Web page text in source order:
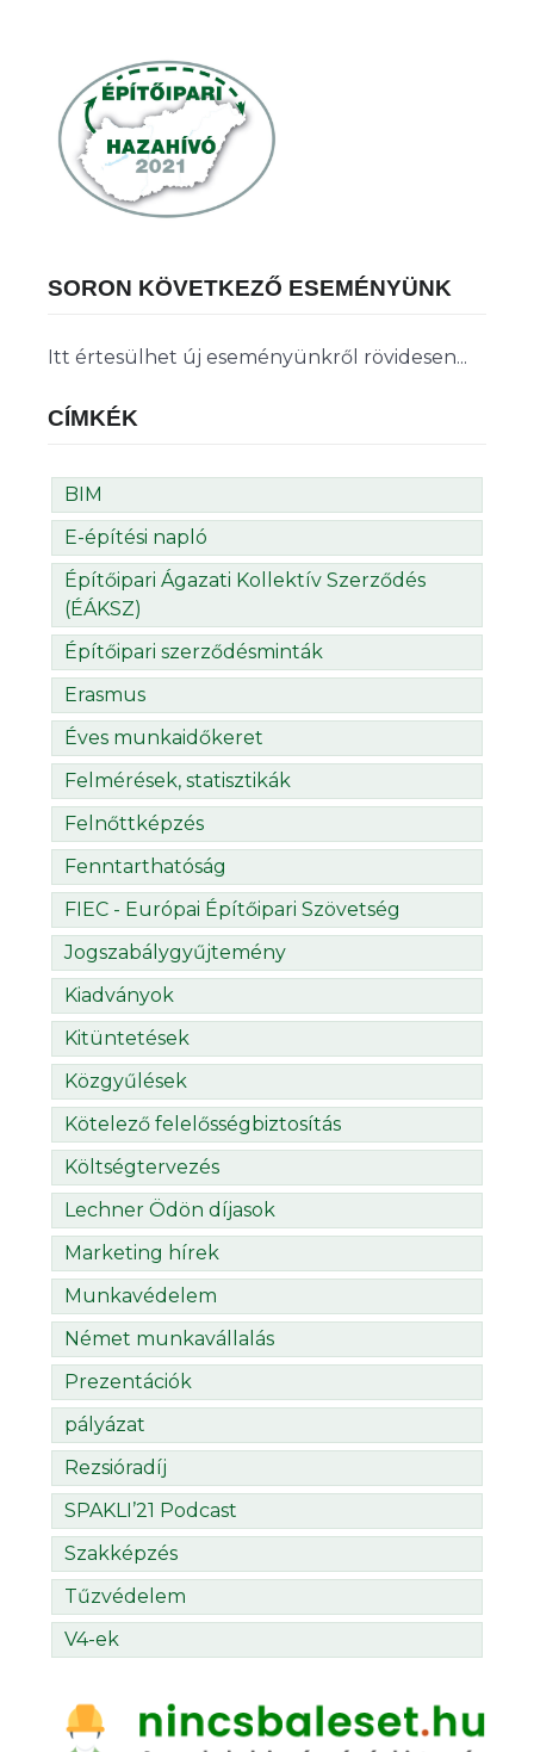
SORON KÖVETKEZŐ ESEMÉNYÜNK
Itt értesülhet új eseményünkről rövidesen...
CÍMKÉK
BIM
E-építési napló
Építőipari Ágazati Kollektív Szerződés
(ÉÁKSZ)
Építőipari szerződésminták
Erasmus
Éves munkaidőkeret
Felmérések, statisztikák
Felnőttképzés
Fenntarthatóság
FIEC - Európai Építőipari Szövetség
Jogszabálygyűjtemény
Kiadványok
Kitüntetések
Közgyűlések
Kötelező felelősségbiztosítás
Költségtervezés
Lechner Ödön díjasok
Marketing hírek
Munkavédelem
Német munkavállalás
Prezentációk
pályázat
Rezsióradíj
SPAKLI’21 Podcast
Szakképzés
Tűzvédelem
V4-ek